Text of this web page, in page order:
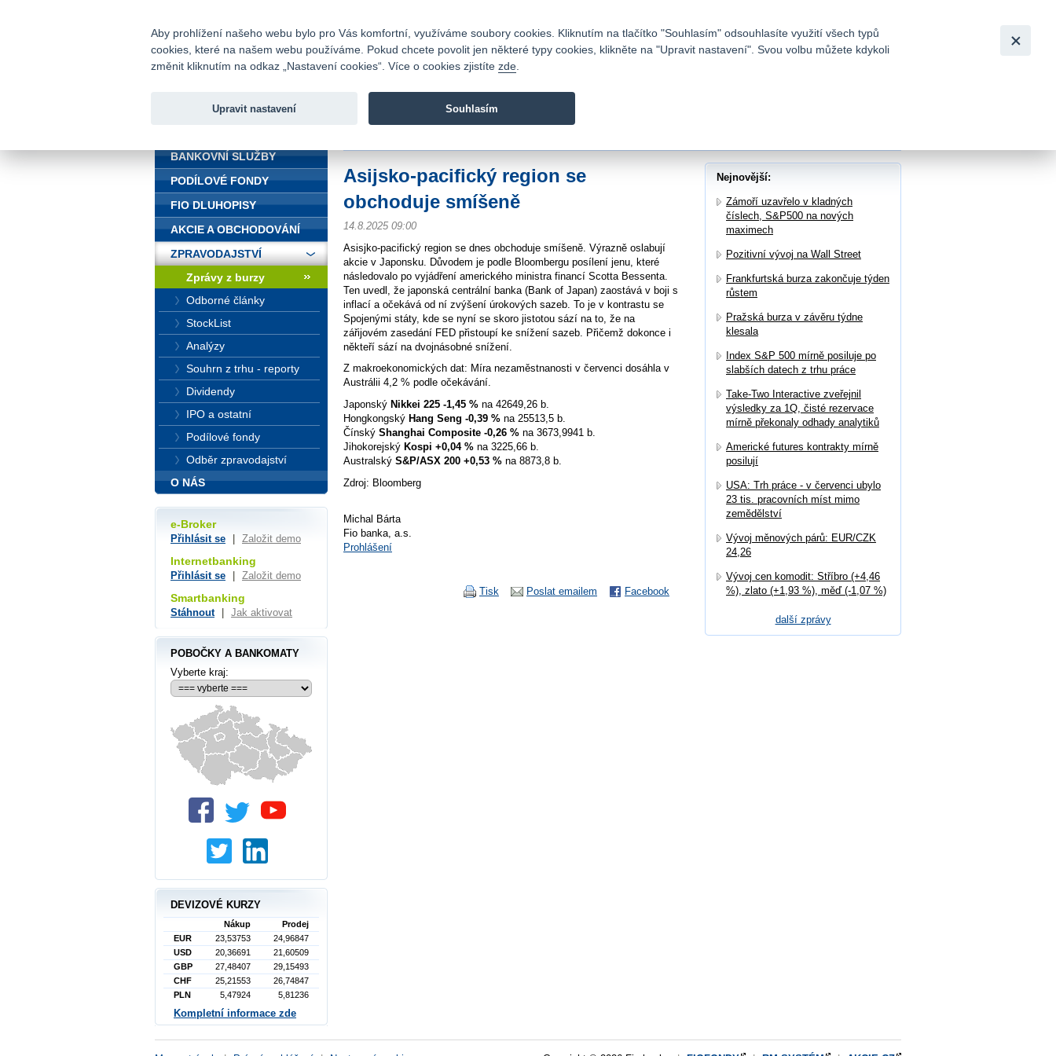
Fio banka
Fio banka je moderní česká banka. Poskytuje účty bez poplatků a
Asijsko-pacifický region se
obchoduje smíšeně
14.8.2025 09:00
Asisjko-pacifický region se dnes obchoduje smíšeně. Výrazně oslabují
akcie v Japonsku. Důvodem je podle Bloombergu posílení jenu, které
následovalo po vyjádření amerického ministra financí Scotta Bessenta.
Ten uvedl, že japonská centrální banka (Bank of Japan) zaostává v boji s
inflací a očekává od ní zvýšení úrokových sazeb. To je v kontrastu se
Spojenými státy, kde se nyní se skoro jistotou sází na to, že na
zářijovém zasedání FED přistoupí ke snížení sazeb. Přičemž dokonce i
někteří sází na dvojnásobné snížení.
Z makroekonomických dat: Míra nezaměstnanosti v červenci dosáhla v
Austrálii 4,2 % podle očekávání.
Japonský Nikkei 225 -1,45 % na 42649,26 b.
Hongkongský Hang Seng -0,39 % na 25513,5 b.
Čínský Shanghai Composite -0,26 % na 3673,9941 b.
Jihokorejský Kospi +0,04 % na 3225,66 b.
Australský S&P/ASX 200 +0,53 % na 8873,8 b.
Zdroj: Bloomberg
Michal Bárta
Fio banka, a.s.
Prohlášení
Facebook
Poslat emailem
Tisk
Nejnovější:
Zámoří uzavřelo v kladných
číslech, S&P500 na nových
maximech
Pozitivní vývoj na Wall Street
Frankfurtská burza zakončuje týden
růstem
Pražská burza v závěru týdne
klesala
Index S&P 500 mírně posiluje po
slabších datech z trhu práce
Take-Two Interactive zveřejnil
výsledky za 1Q, čisté rezervace
mírně překonaly odhady analytiků
Americké futures kontrakty mírně
posilují
USA: Trh práce - v červenci ubylo
23 tis. pracovních míst mimo
zemědělství
Vývoj měnových párů: EUR/CZK
24,26
Vývoj cen komodit: Stříbro (+4,46
%), zlato (+1,93 %), měď (-1,07 %)
další zprávy
BANKOVNÍ SLUŽBY
PODÍLOVÉ FONDY
FIO DLUHOPISY
AKCIE A OBCHODOVÁNÍ
ZPRAVODAJSTVÍ
Zprávy z burzy
Odborné články
StockList
Analýzy
Souhrn z trhu - reporty
Dividendy
IPO a ostatní
Podílové fondy
Odběr zpravodajství
O NÁS
e-Broker
Přihlásit se Založit demo
Internetbanking
Přihlásit se Založit demo
Smartbanking
Stáhnout Jak aktivovat
POBOČKY A BANKOMATY
Vyberte kraj:
DEVIZOVÉ KURZY
Nákup
Prodej
EUR
23,53753
24,96847
USD
20,36691
21,60509
GBP
27,48407
29,15493
CHF
25,21553
26,74847
PLN
5,47924 5,81236
Kompletní informace zde
Aby prohlížení našeho webu bylo pro Vás komfortní, využíváme soubory cookies. Kliknutím na tlačítko "Souhlasím" odsouhlasíte využití všech typů
cookies, které na našem webu používáme. Pokud chcete povolit jen některé typy cookies, klikněte na "Upravit nastavení". Svou volbu můžete kdykoli
změnit kliknutím na odkaz „Nastavení cookies“. Více o cookies zjistíte zde
Upravit nastavení Souhlasím